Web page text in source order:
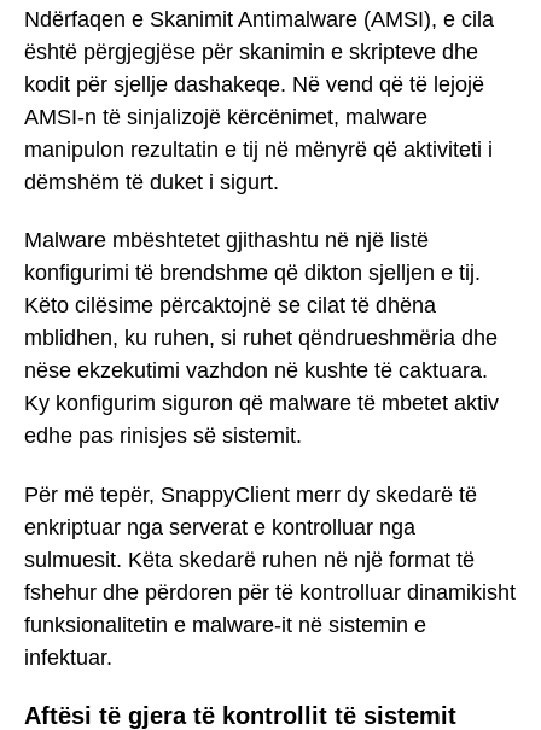
Ndërfaqen e Skanimit Antimalware (AMSI), e cila
është përgjegjëse për skanimin e skripteve dhe
kodit për sjellje dashakeqe. Në vend që të lejojë
AMSI-n të sinjalizojë kërcënimet, malware
manipulon rezultatin e tij në mënyrë që aktiviteti i
dëmshëm të duket i sigurt.
Malware mbështetet gjithashtu në një listë
konfigurimi të brendshme që dikton sjelljen e tij.
Këto cilësime përcaktojnë se cilat të dhëna
mblidhen, ku ruhen, si ruhet qëndrueshmëria dhe
nëse ekzekutimi vazhdon në kushte të caktuara.
Ky konfigurim siguron që malware të mbetet aktiv
edhe pas rinisjes së sistemit.
Për më tepër, SnappyClient merr dy skedarë të
enkriptuar nga serverat e kontrolluar nga
sulmuesit. Këta skedarë ruhen në një format të
fshehur dhe përdoren për të kontrolluar dinamikisht
funksionalitetin e malware-it në sistemin e
infektuar.
Aftësi të gjera të kontrollit të sistemit